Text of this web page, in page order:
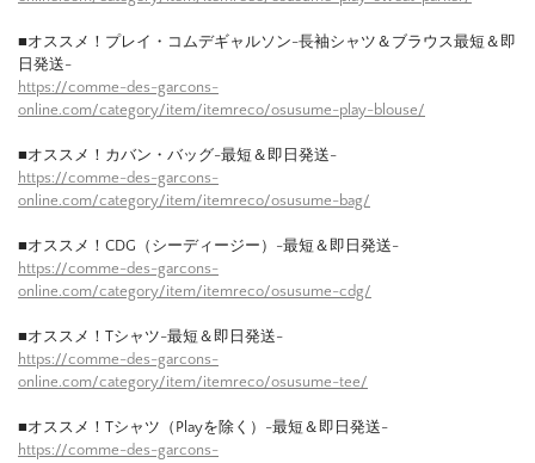
■オススメ！プレイ・コムデギャルソン-長袖シャツ＆ブラウス最短＆即
日発送-
https://comme-des-garcons-
online.com/category/item/itemreco/osusume-play-blouse/
■オススメ！カバン・バッグ-最短＆即日発送-
https://comme-des-garcons-
online.com/category/item/itemreco/osusume-bag/
■オススメ！CDG（シーディージー）-最短＆即日発送-
https://comme-des-garcons-
online.com/category/item/itemreco/osusume-cdg/
■オススメ！Tシャツ-最短＆即日発送-
https://comme-des-garcons-
online.com/category/item/itemreco/osusume-tee/
■オススメ！Tシャツ（Playを除く）-最短＆即日発送-
https://comme-des-garcons-